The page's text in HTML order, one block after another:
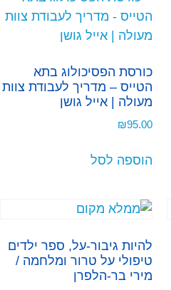
כורסת הפסיכולוג בתא
הטייס – מדריך לעבודת צוות
מעולה | אייל גושן
₪95.00
הוספה לסל
להיות גיבור-על, ספר ילדים
טיפולי על טרור ומלחמה /
מירי בר-הלפרן